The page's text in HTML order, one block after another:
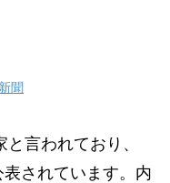
聞
言われており、
されています。内